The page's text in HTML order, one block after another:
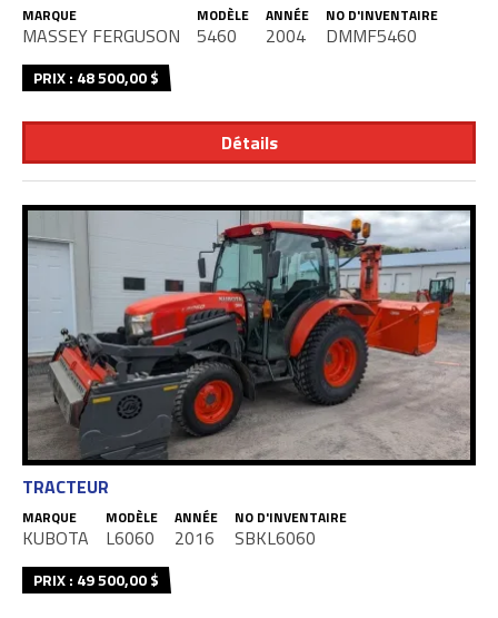
Détails
MARQUE
MASSEY FERGUSON
MODÈLE
5460
ANNÉE
2004
NO D'INVENTAIRE
DMMF5460
PRIX : 48 500,00 $
TRACTEUR
MARQUE
KUBOTA
MODÈLE
L6060
ANNÉE
2016
NO D'INVENTAIRE
SBKL6060
PRIX : 49 500,00 $